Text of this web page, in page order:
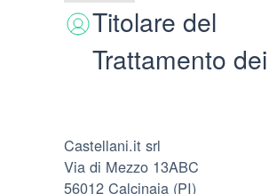
Titolare del
Trattamento
Castellani.it srl
Via di Mezzo 13ABC
56012 Calcinaia (PI)